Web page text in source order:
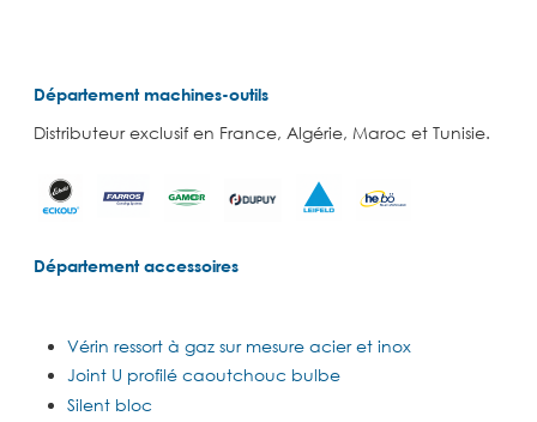
Département machines-outils
Distributeur exclusif en France, Algérie, Maroc et Tunisie.
Département accessoires
Vérin ressort à gaz sur mesure acier et inox
Joint U profilé caoutchouc bulbe
Silent bloc